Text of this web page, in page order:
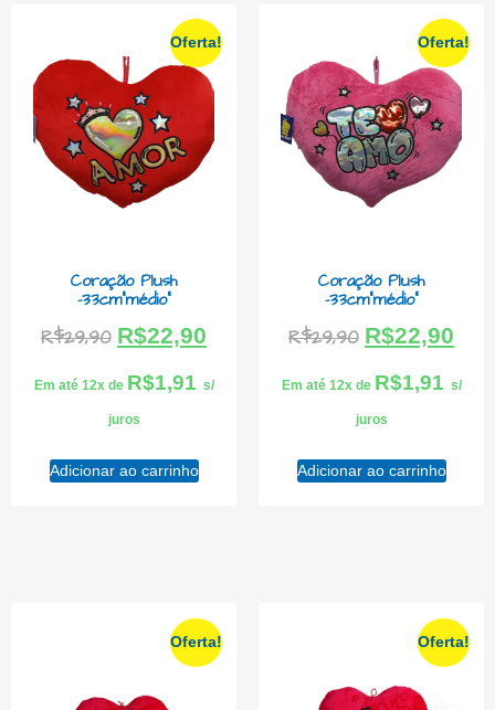
Oferta!
Coração Plush
-33cm”médio”
R$29,90 R$22,90
Em até 12x de R$1,91 s/
juros
Adicionar ao carrinho
Oferta!
Coração Plush
-33cm”médio”
R$29,90 R$22,90
Em até 12x de R$1,91 s/
juros
Adicionar ao carrinho
Oferta! Oferta!